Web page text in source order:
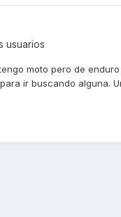
usuarios
moto pero de
ir buscando alguna.